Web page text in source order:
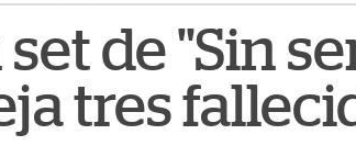
de "Sin
tres